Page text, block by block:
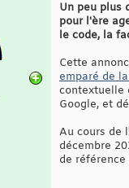
Un peu plus
pour l'ère
le code, la
Cette
emparé de
contextuelle
Google, et
Au cours de
décembre
de